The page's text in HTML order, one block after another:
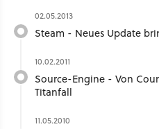
02.05.2013
Steam - Neues Update
10.02.2011
Source-Engine - Von
Titanfall
11.05.2010